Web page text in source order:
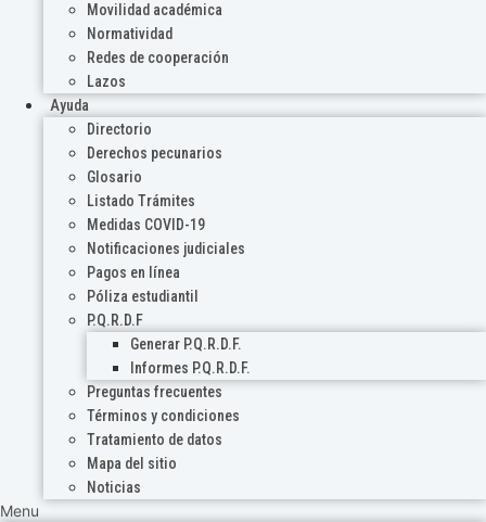
Movilidad académica
Normatividad
Redes de cooperación
Lazos
Ayuda
Directorio
Derechos pecunarios
Glosario
Listado Trámites
Medidas COVID-19
Notificaciones judiciales
Pagos en línea
Póliza estudiantil
P.Q.R.D.F
Generar P.Q.R.D.F.
Informes P.Q.R.D.F.
Preguntas frecuentes
Términos y condiciones
Tratamiento de datos
Mapa del sitio
Noticias
Menu